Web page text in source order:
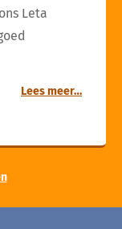
Leta
Lees meer…